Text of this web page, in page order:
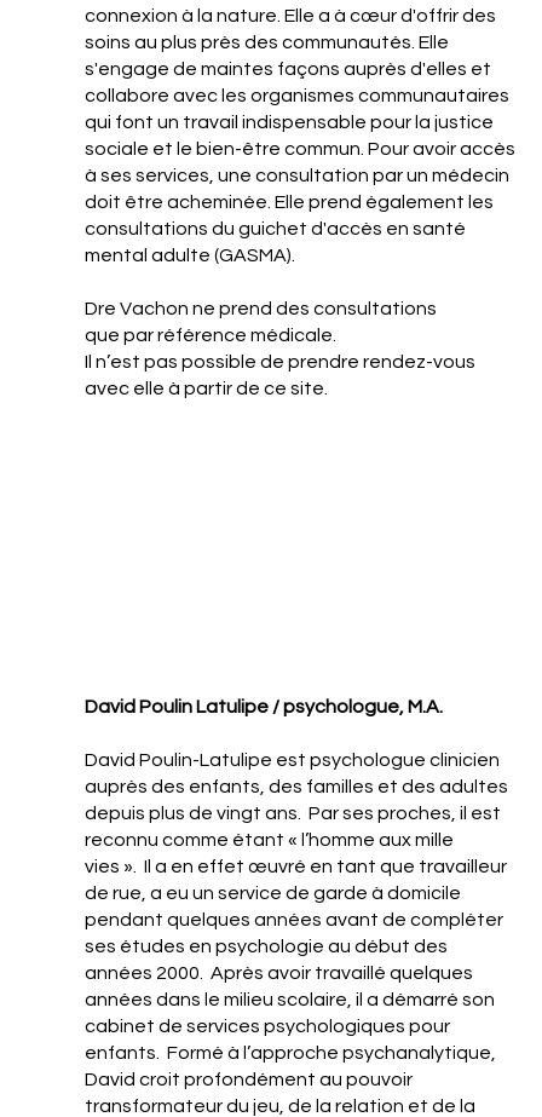
connexion à la nature. Elle a à cœur d'offrir des
soins au plus près des communautés. Elle
s'engage de maintes façons auprès d'elles et
collabore avec les organismes communautaires
qui font un travail indispensable pour la justice
sociale et le bien-être commun. Pour avoir accès
à ses services, une consultation par un médecin
doit être acheminée. Elle prend également les
consultations du guichet d'accès en santé
mental adulte (GASMA).
Dre Vachon ne prend des consultations
que par référence médicale.
Il n’est pas possible de prendre rendez-vous
avec elle à partir de ce site.
David Poulin Latulipe / psychologue, M.A.
David Poulin-Latulipe est psychologue clinicien
auprès des enfants, des familles et des adultes
depuis plus de vingt ans. Par ses proches, il est
reconnu comme étant « l’homme aux mille
vies ». Il a en effet œuvré en tant que travailleur
de rue, a eu un service de garde à domicile
pendant quelques années avant de compléter
ses études en psychologie au début des
années 2000. Après avoir travaillé quelques
années dans le milieu scolaire, il a démarré son
cabinet de services psychologiques pour
enfants. Formé à l’approche psychanalytique,
David croit profondément au pouvoir
transformateur du jeu, de la relation et de la